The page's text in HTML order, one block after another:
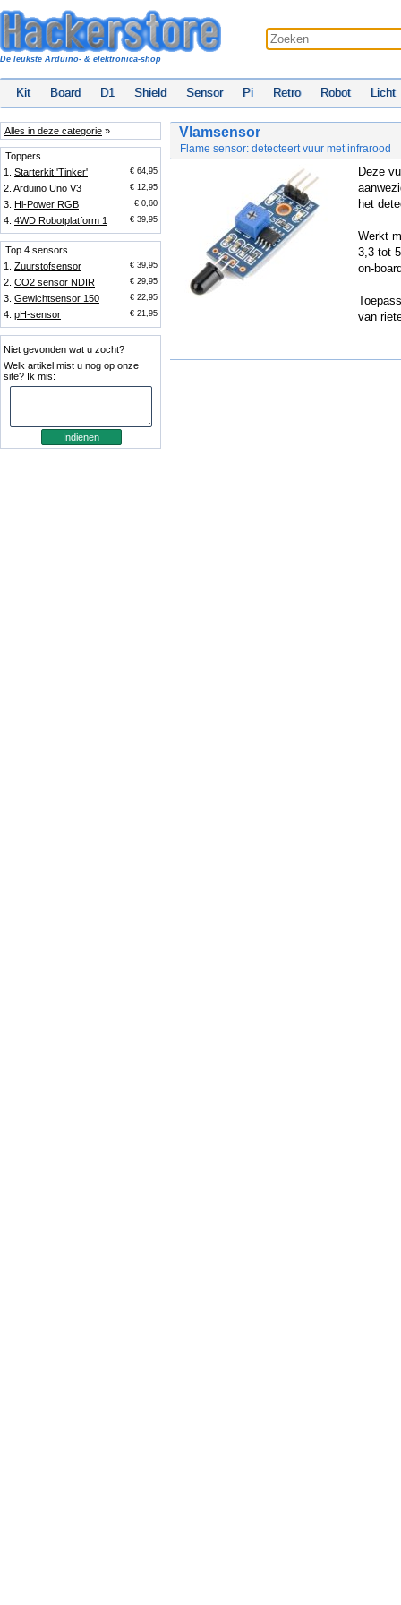
De leukste Arduino- & elektronica-shop
Kit Board D1 Shield Sensor Pi Retro Robot Licht
Alles in deze categorie »
Toppers
1. Starterkit 'Tinker' € 64,95
2. Arduino Uno V3 € 12,95
3. Hi-Power RGB € 0,60
4. 4WD Robotplatform 1 € 39,95
Top 4 sensors
1. Zuurstofsensor € 39,95
2. CO2 sensor NDIR € 29,95
3. Gewichtsensor 150 € 22,95
4. pH-sensor € 21,95
Niet gevonden wat u zocht?
Welk artikel mist u nog op onze
site? Ik mis:
Vlamsensor
Flame sensor: detecteert vuur met infrarood
Deze
het
Werkt
3,3 tot
on-
van